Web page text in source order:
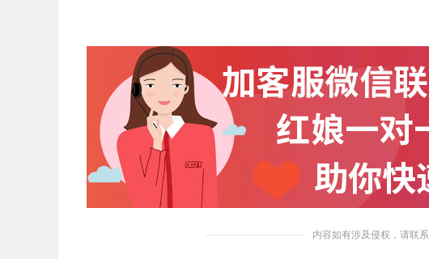
内容如有涉及侵权，请联